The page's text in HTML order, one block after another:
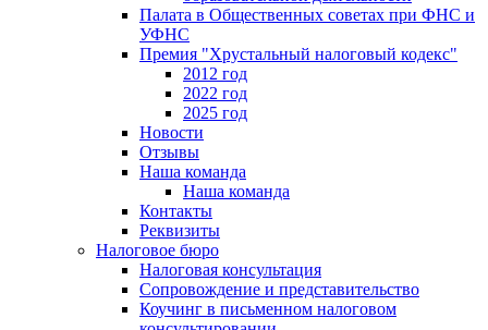
Палата в Общественных советах при ФНС и
УФНС
Премия "Хрустальный налоговый кодекс"
2012 год
2022 год
2025 год
Новости
Отзывы
Наша команда
Наша команда
Контакты
Реквизиты
Налоговое бюро
Налоговая консультация
Cопровождение и представительство
Коучинг в письменном налоговом